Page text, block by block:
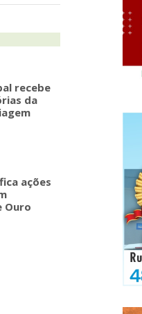
recebe
da
ações
Ouro